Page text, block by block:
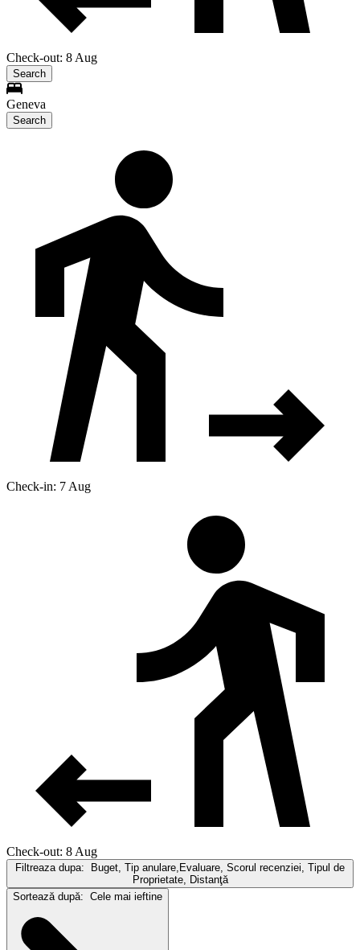
Check-out: 8 Aug
Search
Geneva
Search
Check-in: 7 Aug
Check-out: 8 Aug
Filtreaza dupa: Buget, Tip anulare,Evaluare, Scorul recenziei, Tipul de
Proprietate, Distanţă
Sortează după: Cele mai ieftine